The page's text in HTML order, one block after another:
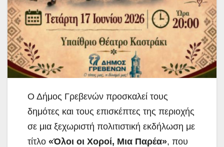
Ο Δήμος Γρεβενών προσκαλεί τους
δημότες και τους επισκέπτες της περιοχής
σε μια ξεχωριστή πολιτιστική εκδήλωση με
τίτλο «Όλοι οι Χοροί, Μια Παρέα», που